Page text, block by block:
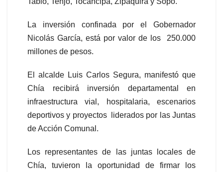
La inversión confinada por el Gobernador
Nicolás García, está por valor de los 250.000
millones de pesos.
El alcalde Luis Carlos Segura, manifestó que
Chía recibirá inversión departamental en
infraestructura vial, hospitalaria, escenarios
deportivos y proyectos liderados por las Juntas
de Acción Comunal.
Los representantes de las juntas locales de
Chía, tuvieron la oportunidad de firmar los